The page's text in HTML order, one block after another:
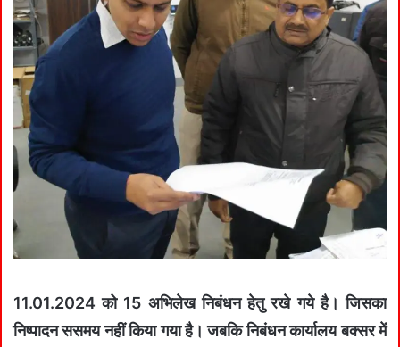
11.01.2024 को 15 अभिलेख निबंधन हेतु रखे गये है। जिसका
निष्पादन ससमय नहीं किया गया है। जबकि निबंधन कार्यालय बक्सर में